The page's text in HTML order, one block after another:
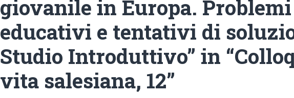
giovanile in Europa. Problemi
educativi e tentativi di
Studio Introduttivo” in
vita salesiana, 12”